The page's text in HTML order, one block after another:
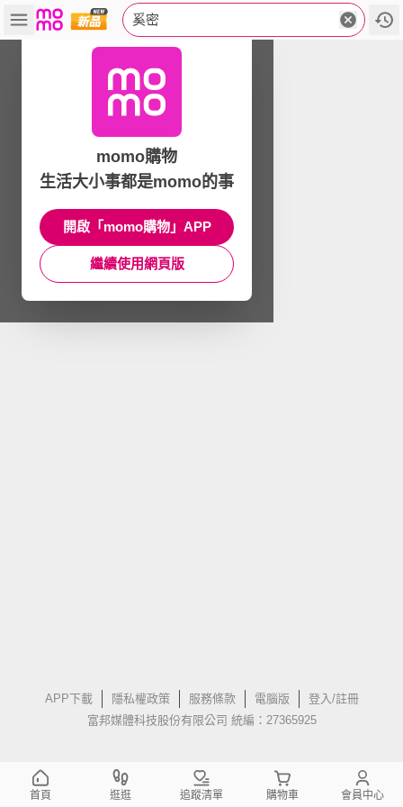
奚密
APP下載 隱私權政策 服務條款 電腦版
登入/註冊
富邦媒體科技股份有限公司 統編：27365925
momo購物
生活大小事都是momo的事
開啟「momo購物」APP
繼續使用網頁版
首頁 逛逛 追蹤清單 購物車 會員中心